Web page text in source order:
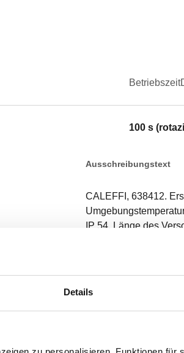
Details
100 s
Ausschreibungstext
CALEFFI, 638412.
IP 54. Länge des